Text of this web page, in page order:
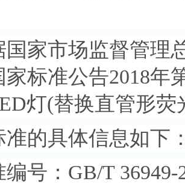
市场监督管理总
标准公告2018年
灯(替换直管形
具体信息如下
：GB/T 36949-